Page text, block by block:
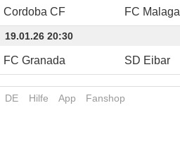
Cordoba CF FC Malaga
19.01.26 20:30
FC Granada SD Eibar
DE Hilfe App Fanshop